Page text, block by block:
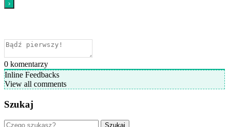
0 komentarzy
Inline Feedbacks
View all comments
Szukaj
Szukaj